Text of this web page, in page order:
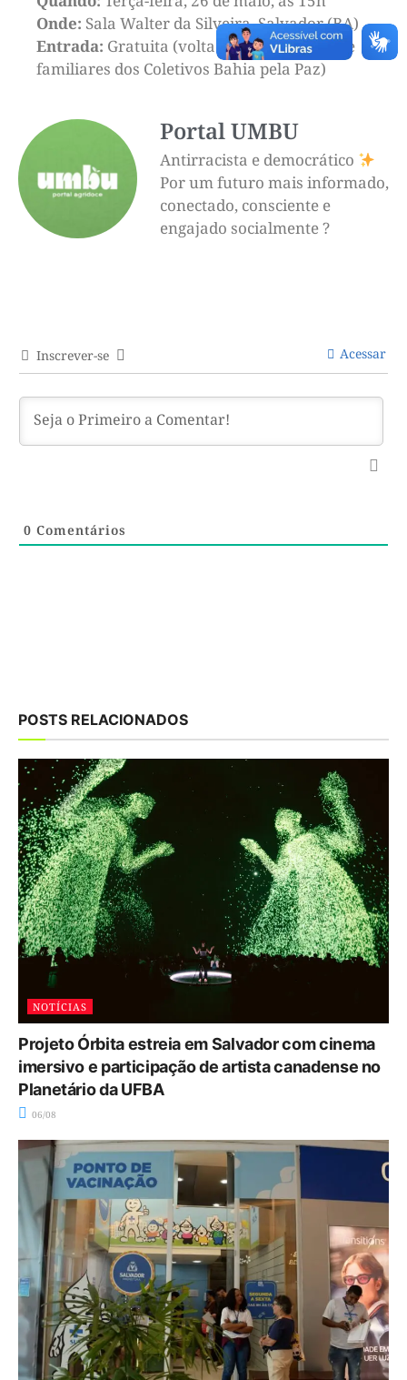
Onde: Sala Walter da Silveira, Salvador (BA)
Entrada: Gratuita (voltada para os jovens e
familiares dos Coletivos Bahia pela Paz)
Portal UMBU
Antirracista e democrático
Por um futuro mais informado,
conectado, consciente e
engajado socialmente ?
Inscrever-se Acessar
0 Comentários
POSTS RELACIONADOS
NOTÍCIAS
Projeto Órbita estreia em Salvador com cinema
imersivo e participação de artista canadense no
Planetário da UFBA
06/08